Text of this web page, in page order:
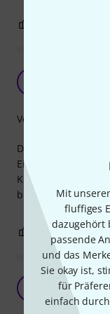
Mit
fluffiges
dazugehört
passende
und das
Sie okay ist,
für
einfach
Die Klammern
Eindruck. Die
Klammern halten
bleiben keine
Verarbeitung
0